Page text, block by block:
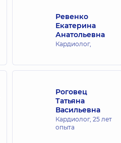
Ревенко
Екатерина
Анатольевна
Кардиолог,
Роговец
Татьяна
Васильевна
Кардиолог, 25 лет
опыта